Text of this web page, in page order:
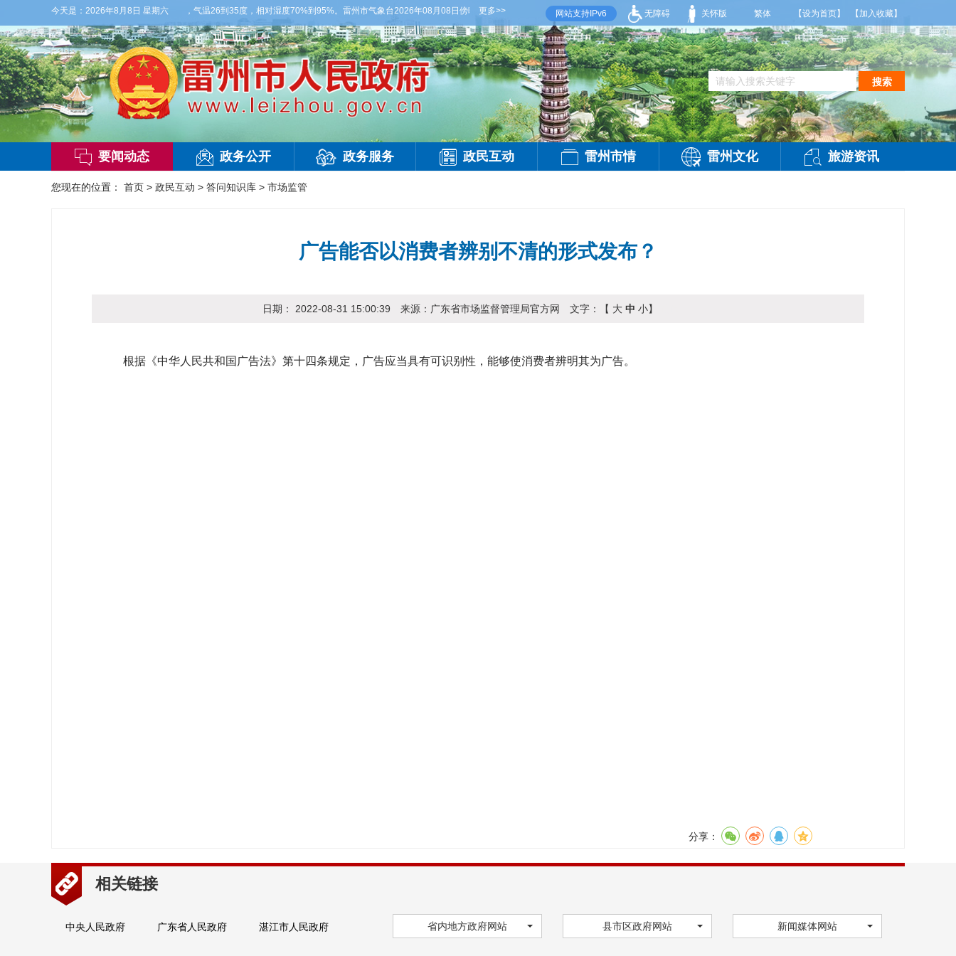
今天是： 2026年8月8日 星期六
天白天，多云，局部有雷阵雨，偏西风2到3级，气温26到35度，相对湿度70%到95%。雷州市气象台2026年08月08日傍晚发布【雷州晚间天气】今晚到明天白天，多云，局部有雷阵雨，偏西风2到3级，气温26到35度，相对湿度70%到95%。雷州市
更多>> 网站支持IPv6 无障碍 关怀版 繁体 【设为首页】 【加入收藏】
搜索
要闻动态 政务公开 政务服务 政民互动 雷州市情 雷州文化 旅游资讯
您现在的位置： 首页 > 政民互动 > 答问知识库 > 市场监管
广告能否以消费者辨别不清的形式发布？
日期： 2022-08-31 15:00:39 来源： 广东省市场监督管理局官方网 文字：【 大 中 小】
根据《中华人民共和国广告法》第十四条规定，广告应当具有可识别性，能够使消费者辨明其为广告。
分享：
相关链接
中央人民政府 广东省人民政府 湛江市人民政府 省内地方政府网站 县市区政府网站 新闻媒体网站